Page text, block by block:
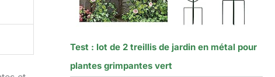
Test : lot de 2 treillis de jardin en métal pour
plantes grimpantes vert